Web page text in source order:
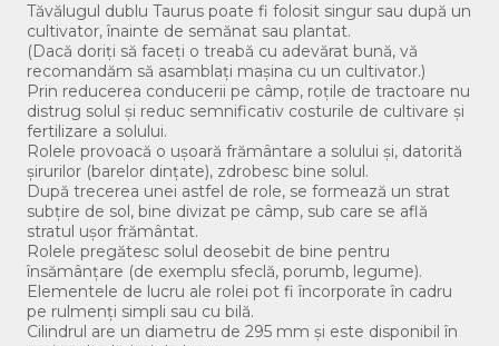
Tăvălugul dublu Taurus poate fi folosit singur sau după un
cultivator, înainte de semănat sau plantat.
(Dacă doriți să faceți o treabă cu adevărat bună, vă
recomandăm să asamblați mașina cu un cultivator.)
Prin reducerea conducerii pe câmp, roțile de tractoare nu
distrug solul și reduc semnificativ costurile de cultivare și
fertilizare a solului.
Rolele provoacă o ușoară frământare a solului și, datorită
șirurilor (barelor dințate), zdrobesc bine solul.
După trecerea unei astfel de role, se formează un strat
subțire de sol, bine divizat pe câmp, sub care se află
stratul ușor frământat.
Rolele pregătesc solul deosebit de bine pentru
însămânțare (de exemplu sfeclă, porumb, legume).
Elementele de lucru ale rolei pot fi încorporate în cadru
pe rulmenți simpli sau cu bilă.
Cilindrul are un diametru de 295 mm și este disponibil în